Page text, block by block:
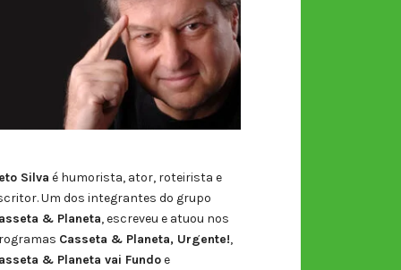
Silva é humorista, ator, roteirista e
Um dos integrantes do grupo
& Planeta, escreveu e atuou nos
Casseta & Planeta, Urgente!,
& Planeta vai Fundoe